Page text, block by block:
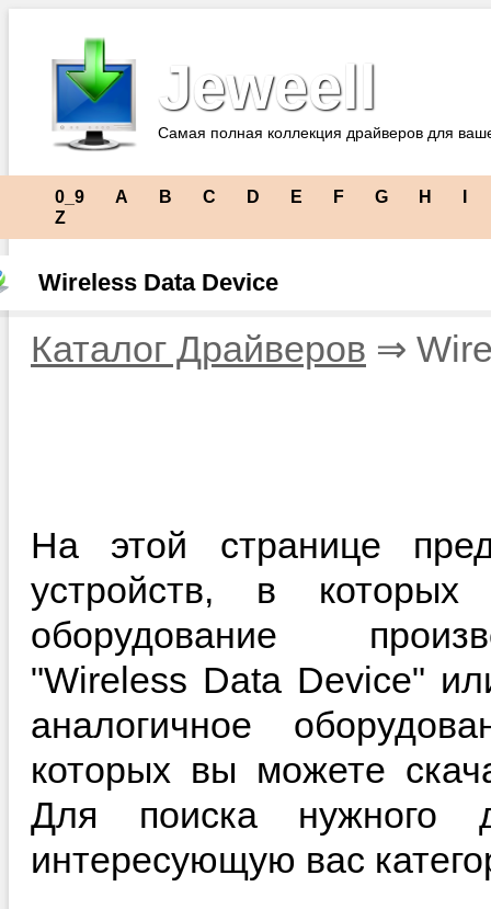
Jeweell
Самая полная коллекция драйверов для
0_9 A B C D E F G H
Z
Wireless Data Device
Каталог Драйверов ⇒
На этой странице
устройств, в
оборудование
"Wireless Data Device"
аналогичное
которых вы можете
Для поиска нужного
интересующую вас